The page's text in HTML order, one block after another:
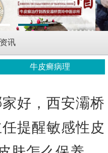
讯
牛皮癣病理
好，西安灞桥
提醒敏感性皮